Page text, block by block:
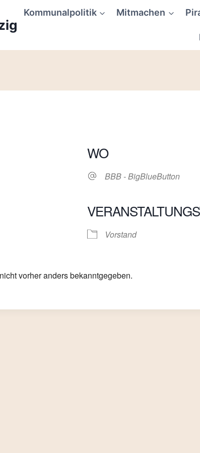
Kommunalpolitik Mitmachen
iCalendar
WO
BBB - BigBlueButton
Vorstand
vorher anders bekanntgegeben.